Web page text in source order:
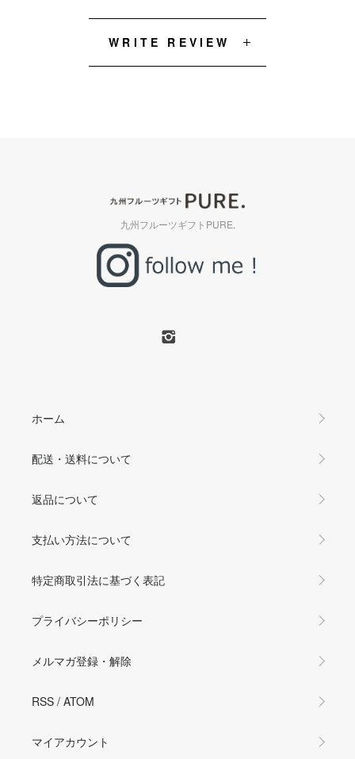
WRITE REVIEW
九州フルーツギフトPURE.
ホーム
配送・送料について
返品について
支払い方法について
特定商取引法に基づく表記
プライバシーポリシー
メルマガ登録・解除
RSS / ATOM
マイアカウント